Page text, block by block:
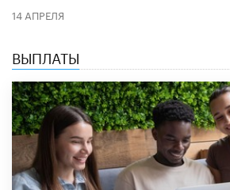
14 АПРЕЛЯ
ВЫПЛАТЫ